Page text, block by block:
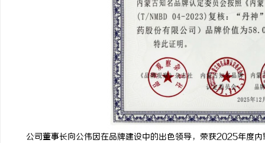
公司董事长向公伟因在品牌建设中的出色领导，荣获2025年度内
标转让：专业转让流程代办，包转让成功再 770PF-150纯树脂细粉